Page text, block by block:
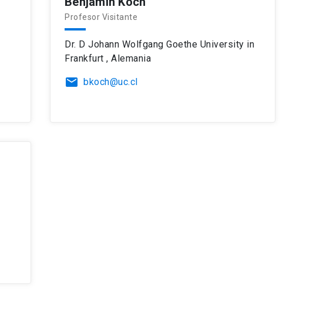
Profesor Visitante
Dr. D Johann Wolfgang Goethe University in
Frankfurt , Alemania
email bkoch@uc.cl